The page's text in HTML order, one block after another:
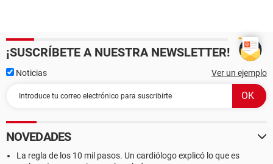
¡SUSCRÍBETE A NUESTRA NEWSLETTER!
Noticias Ver un ejemplo
NOVEDADES
La regla de los 10 mil pasos. Un cardiólogo explicó lo que es